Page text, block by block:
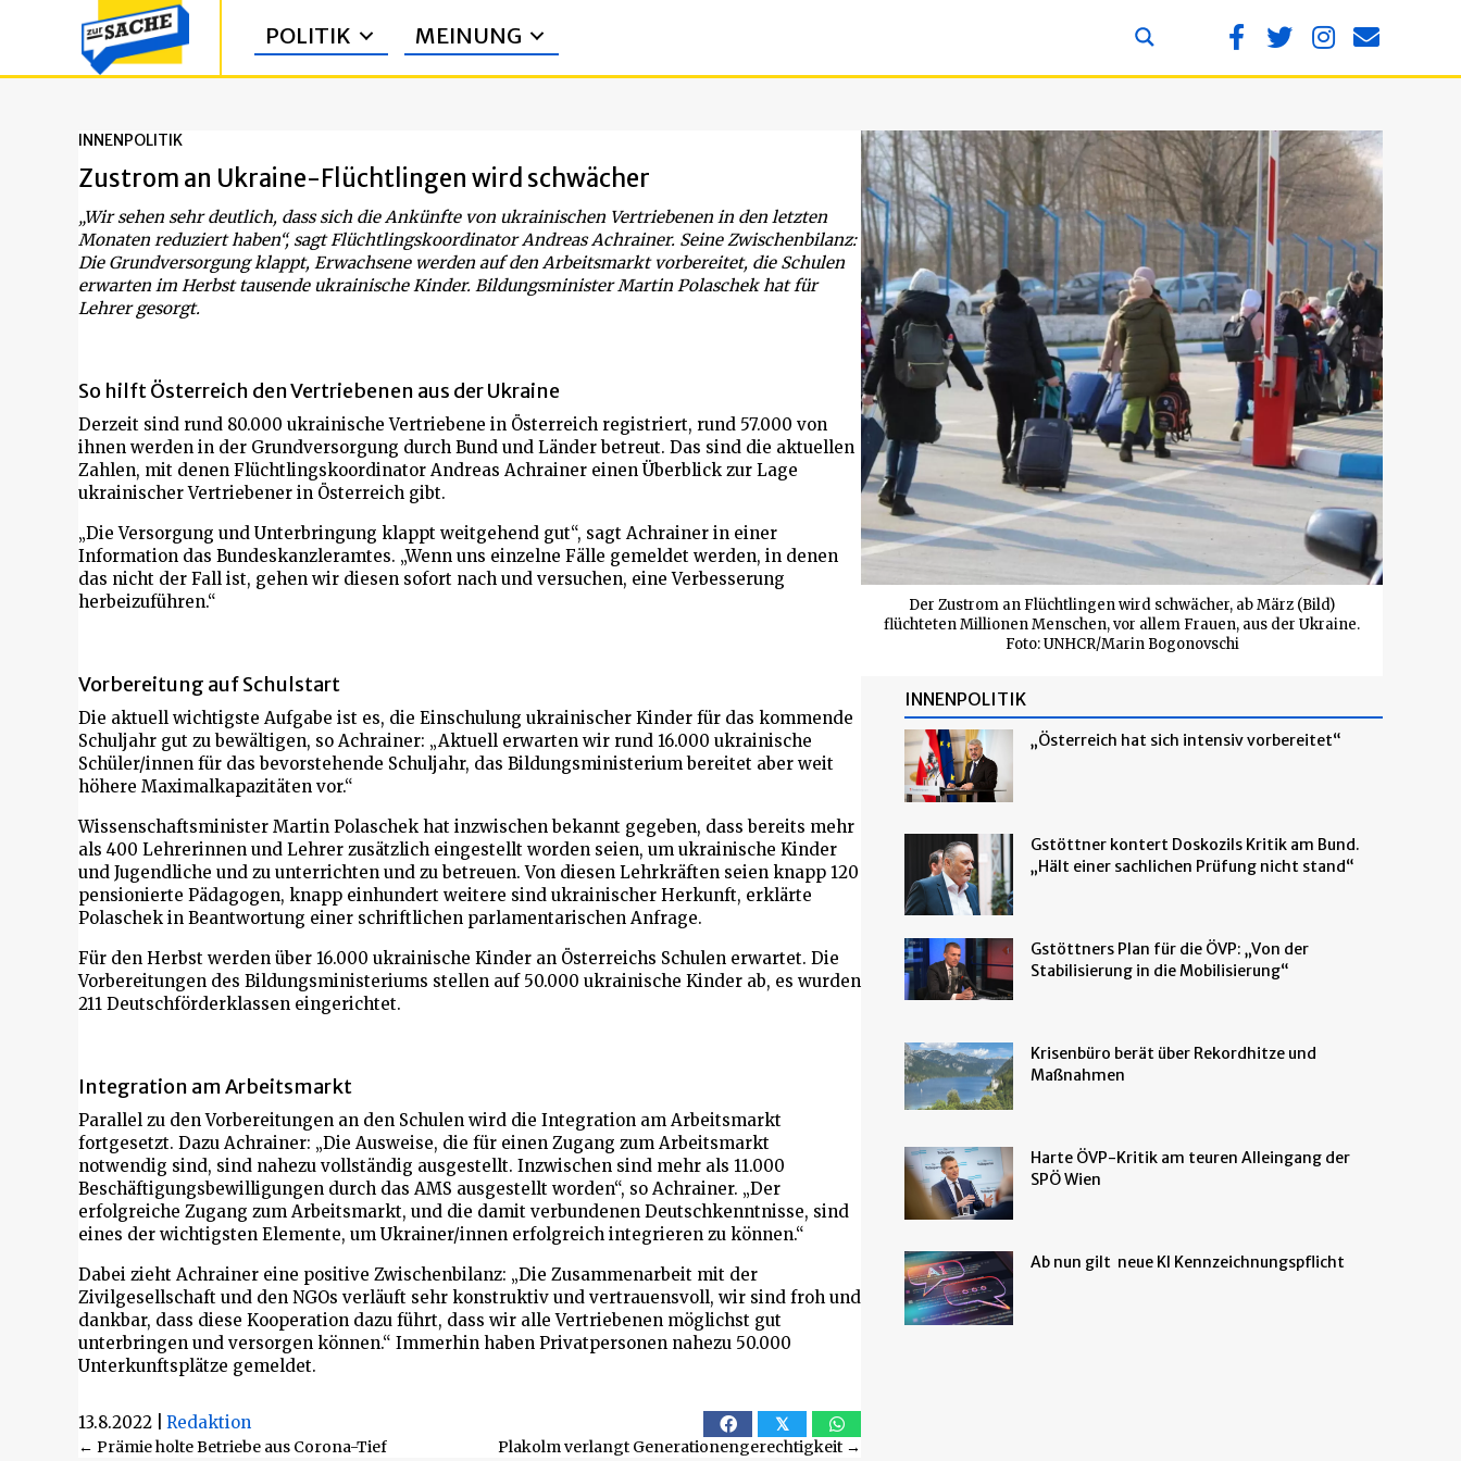
POLITIK MEINUNG
INNENPOLITIK
Zustrom an Ukraine-Flüchtlingen wird schwächer
„Wir sehen sehr deutlich, dass sich die Ankünfte von ukrainischen Vertriebenen in den letzten
Monaten reduziert haben“, sagt Flüchtlingskoordinator Andreas Achrainer. Seine Zwischenbilanz:
Die Grundversorgung klappt, Erwachsene werden auf den Arbeitsmarkt vorbereitet, die Schulen
erwarten im Herbst tausende ukrainische Kinder. Bildungsminister Martin Polaschek hat für
Lehrer gesorgt.
So hilft Österreich den Vertriebenen aus der Ukraine
Derzeit sind rund 80.000 ukrainische Vertriebene in Österreich registriert, rund 57.000 von
ihnen werden in der Grundversorgung durch Bund und Länder betreut. Das sind die aktuellen
Zahlen, mit denen Flüchtlingskoordinator Andreas Achrainer einen Überblick zur Lage
ukrainischer Vertriebener in Österreich gibt.
„Die Versorgung und Unterbringung klappt weitgehend gut“, sagt Achrainer in einer
Information das Bundeskanzleramtes. „Wenn uns einzelne Fälle gemeldet werden, in denen
das nicht der Fall ist, gehen wir diesen sofort nach und versuchen, eine Verbesserung
herbeizuführen.“
Vorbereitung auf Schulstart
Die aktuell wichtigste Aufgabe ist es, die Einschulung ukrainischer Kinder für das kommende
Schuljahr gut zu bewältigen, so Achrainer: „Aktuell erwarten wir rund 16.000 ukrainische
Schüler/innen für das bevorstehende Schuljahr, das Bildungsministerium bereitet aber weit
höhere Maximalkapazitäten vor.“
Wissenschaftsminister Martin Polaschek hat inzwischen bekannt gegeben, dass bereits mehr
als 400 Lehrerinnen und Lehrer zusätzlich eingestellt worden seien, um ukrainische Kinder
und Jugendliche und zu unterrichten und zu betreuen. Von diesen Lehrkräften seien knapp 120
pensionierte Pädagogen, knapp einhundert weitere sind ukrainischer Herkunft, erklärte
Polaschek in Beantwortung einer schriftlichen parlamentarischen Anfrage.
Für den Herbst werden über 16.000 ukrainische Kinder an Österreichs Schulen erwartet. Die
Vorbereitungen des Bildungsministeriums stellen auf 50.000 ukrainische Kinder ab, es wurden
211 Deutschförderklassen eingerichtet.
Integration am Arbeitsmarkt
Parallel zu den Vorbereitungen an den Schulen wird die Integration am Arbeitsmarkt
fortgesetzt. Dazu Achrainer: „Die Ausweise, die für einen Zugang zum Arbeitsmarkt
notwendig sind, sind nahezu vollständig ausgestellt. Inzwischen sind mehr als 11.000
Beschäftigungsbewilligungen durch das AMS ausgestellt worden“, so Achrainer. „Der
erfolgreiche Zugang zum Arbeitsmarkt, und die damit verbundenen Deutschkenntnisse, sind
eines der wichtigsten Elemente, um Ukrainer/innen erfolgreich integrieren zu können.“
Dabei zieht Achrainer eine positive Zwischenbilanz: „Die Zusammenarbeit mit der
Zivilgesellschaft und den NGOs verläuft sehr konstruktiv und vertrauensvoll, wir sind froh und
dankbar, dass diese Kooperation dazu führt, dass wir alle Vertriebenen möglichst gut
unterbringen und versorgen können.“ Immerhin haben Privatpersonen nahezu 50.000
Unterkunftsplätze gemeldet.
13.8.2022 Redaktion 𝕏
Beitragsnavigation
← Prämie holte Betriebe aus Corona-Tief Plakolm verlangt Generationengerechtigkeit →
Der Zustrom an Flüchtlingen wird schwächer, ab März (Bild)
flüchteten Millionen Menschen, vor allem Frauen, aus der Ukraine.
Foto: UNHCR/Marin Bogonovschi
INNENPOLITIK
„Österreich hat sich intensiv vorbereitet“
Gstöttner kontert Doskozils Kritik am Bund.
„Hält einer sachlichen Prüfung nicht stand“
Gstöttners Plan für die ÖVP: „Von der
Stabilisierung in die Mobilisierung“
Krisenbüro berät über Rekordhitze und
Maßnahmen
Harte ÖVP-Kritik am teuren Alleingang der
SPÖ Wien
Ab nun gilt neue KI Kennzeichnungspflicht